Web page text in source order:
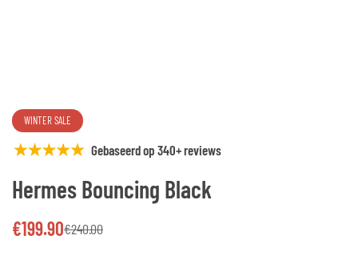
WINTER SALE
Gebaseerd op 340+ reviews
Hermes Bouncing Black
€240.00
€199.90